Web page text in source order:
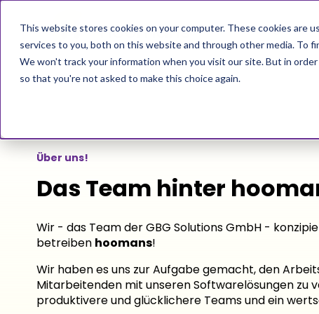
This website stores cookies on your computer. These cookies are
services to you, both on this website and through other media. To
We won't track your information when you visit our site. But in
so that you're not asked to make this choice again.
Lösungen
Über uns!
Das Team hinter
Wir - das Team der GBG Solutions GmbH -
betreiben hoomans!
Wir haben es uns zur Aufgabe gemacht, den
Mitarbeitenden mit unseren Softwarelösungen zu
produktivere und glücklichere Teams und ein